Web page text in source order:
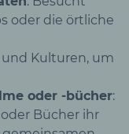
oder die örtliche
Kulturen, um
oder -bücher:
Bücher ihr